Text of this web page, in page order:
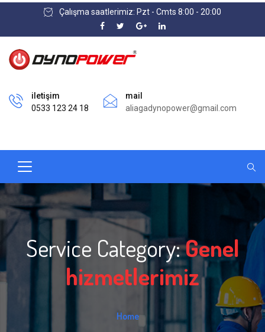
Çalışma saatlerimiz: Pzt - Cmts 8:00 - 20:00
iletişim
0533 123 24 18
mail
aliagadynopower@gmail.com
Service Category:Genel
hizmetlerimiz
Home